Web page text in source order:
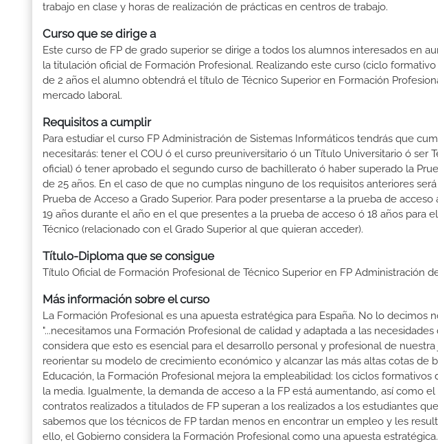
trabajo en clase y horas de realización de prácticas en centros de trabajo.
Curso que se dirige a
Este curso de FP de grado superior se dirige a todos los alumnos interesados en
la titulación oficial de Formación Profesional. Realizando este curso (ciclo
de 2 años el alumno obtendrá el título de Técnico Superior en Formación
mercado laboral.
Requisitos a cumplir
Para estudiar el curso FP Administración de Sistemas Informáticos tendrás que
necesitarás: tener el COU ó el curso preuniversitario ó un Título Universitario ó ser
oficial) ó tener aprobado el segundo curso de bachillerato ó haber superado la
de 25 años. En el caso de que no cumplas ninguno de los requisitos anteriores
Prueba de Acceso a Grado Superior. Para poder presentarse a la prueba de
19 años durante el año en el que presentes a la prueba de acceso ó 18 años para
Técnico (relacionado con el Grado Superior al que quieran acceder).
Título-Diploma que se consigue
Título Oficial de Formación Profesional de Técnico Superior en FP Administración
Más información sobre el curso
La Formación Profesional es una apuesta estratégica para España. No lo decimos
"...necesitamos una Formación Profesional de calidad y adaptada a las
considera que esto es esencial para el desarrollo personal y profesional de
reorientar su modelo de crecimiento económico y alcanzar las más altas cotas de
Educación, la Formación Profesional mejora la empleabilidad: los ciclos formativos
la media. Igualmente, la demanda de acceso a la FP está aumentando, así como
contratos realizados a titulados de FP superan a los realizados a los estudiantes
sabemos que los técnicos de FP tardan menos en encontrar un empleo y les
ello, el Gobierno considera la Formación Profesional como una apuesta estratégica.